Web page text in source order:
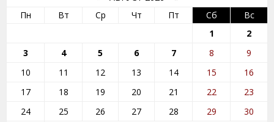
Пн
Вт Ср Чт Пт Сб
Вс
1
2
3
4 5 6 7 8
9
10
11 12 13 14 15
16
17
18 19 20 21 22
23
24
25 26 27 28 29 30